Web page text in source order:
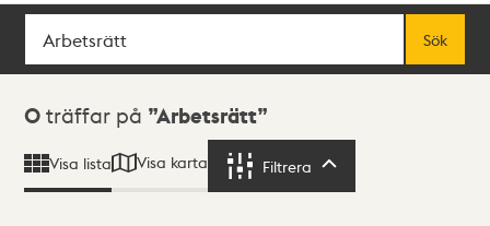
Sök
Sök
Sökresultat
0 träffar på Arbetsrätt
Visa lista Visa karta Filtrera